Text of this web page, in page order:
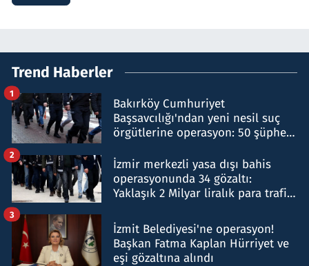
Trend Haberler
Bakırköy Cumhuriyet
Başsavcılığı'ndan yeni nesil suç
örgütlerine operasyon: 50 şüpheli
1
İzmir merkezli yasa dışı bahis
operasyonunda 34 gözaltı:
Yaklaşık 2 Milyar liralık para trafiği
2
İzmit Belediyesi'ne operasyon!
Başkan Fatma Kaplan Hürriyet ve
eşi gözaltına alındı
3